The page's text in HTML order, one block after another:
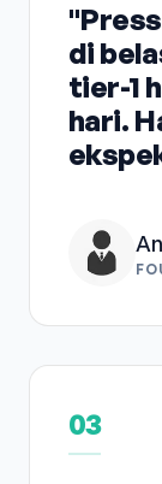
di
tier-1
hari.
03